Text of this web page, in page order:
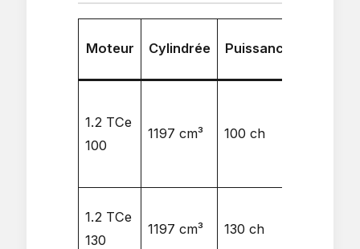
Moteur Cylindrée Puissance
1.2 TCe
100
1197 cm³ 100 ch
1.2 TCe
130
1197 cm³ 130 ch